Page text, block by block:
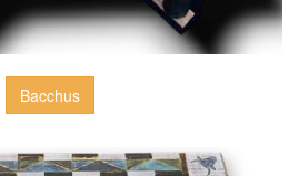
Bacchus